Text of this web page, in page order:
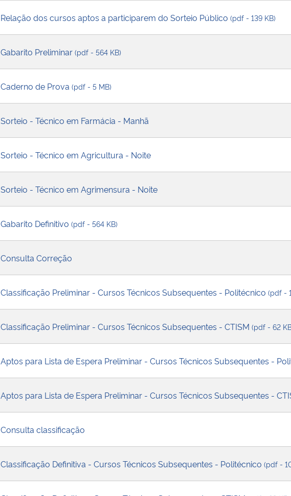
Relação dos cursos aptos a participarem do Sorteio Público (pdf - 139 KB)
Gabarito Preliminar (pdf - 564 KB)
Caderno de Prova (pdf - 5 MB)
Sorteio - Técnico em Farmácia - Manhã
Sorteio - Técnico em Agricultura - Noite
Sorteio - Técnico em Agrimensura - Noite
Gabarito Definitivo (pdf - 564 KB)
Consulta Correção
Classificação Preliminar - Cursos Técnicos Subsequentes - Politécnico (pdf -
Classificação Preliminar - Cursos Técnicos Subsequentes - CTISM (pdf - 62
Aptos para Lista de Espera Preliminar - Cursos Técnicos Subsequentes -
Aptos para Lista de Espera Preliminar - Cursos Técnicos Subsequentes -
Consulta classificação
Classificação Definitiva - Cursos Técnicos Subsequentes - Politécnico (pdf -